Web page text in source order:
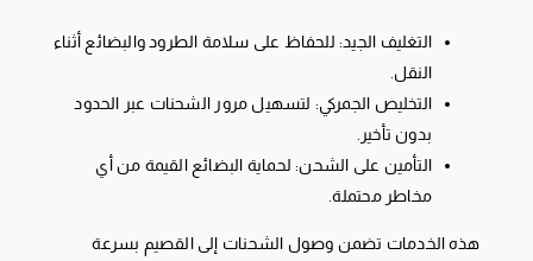
التغليف الجيد: للحفاظ على سلامة الطرود والبضائع أثناء
النقل.
التخليص الجمركي: لتسهيل مرور الشحنات عبر الحدود
بدون تأخير.
التأمين على الشحن: لحماية البضائع القيمة من أي
مخاطر محتملة.
هذه الخدمات تضمن وصول الشحنات إلى القصيم بسرعة